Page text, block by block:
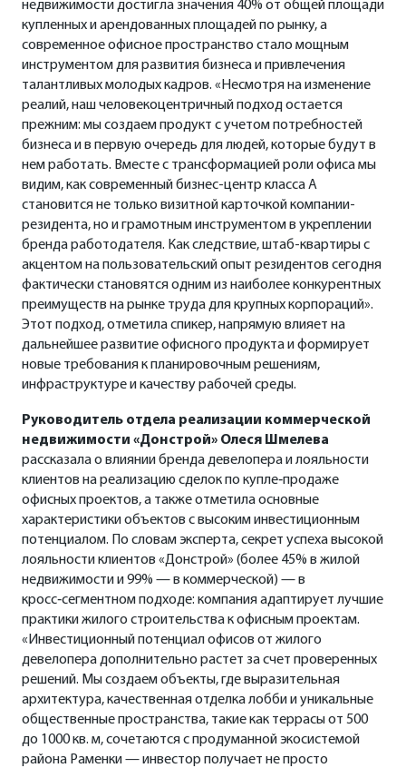
недвижимости достигла значения 40% от общей площади
купленных и арендованных площадей по рынку, а
современное офисное пространство стало мощным
инструментом для развития бизнеса и привлечения
талантливых молодых кадров. «Несмотря на изменение
реалий, наш человекоцентричный подход остается
прежним: мы создаем продукт с учетом потребностей
бизнеса и в первую очередь для людей, которые будут в
нем работать. Вместе с трансформацией роли офиса мы
видим, как современный бизнес-центр класса А
становится не только визитной карточкой компании-
резидента, но и грамотным инструментом в укреплении
бренда работодателя. Как следствие, штаб-квартиры с
акцентом на пользовательский опыт резидентов сегодня
фактически становятся одним из наиболее конкурентных
преимуществ на рынке труда для крупных корпораций».
Этот подход, отметила спикер, напрямую влияет на
дальнейшее развитие офисного продукта и формирует
новые требования к планировочным решениям,
инфраструктуре и качеству рабочей среды.
Руководитель отдела реализации коммерческой
недвижимости «Донстрой» Олеся Шмелева
рассказала о влиянии бренда девелопера и лояльности
клиентов на реализацию сделок по купле‑продаже
офисных проектов, а также отметила основные
характеристики объектов с высоким инвестиционным
потенциалом. По словам эксперта, секрет успеха высокой
лояльности клиентов «Донстрой» (более 45% в жилой
недвижимости и 99% — в коммерческой) — в
кросс‑сегментном подходе: компания адаптирует лучшие
практики жилого строительства к офисным проектам.
«Инвестиционный потенциал офисов от жилого
девелопера дополнительно растет за счет проверенных
решений. Мы создаем объекты, где выразительная
архитектура, качественная отделка лобби и уникальные
общественные пространства, такие как террасы от 500
до 1000 кв. м, сочетаются с продуманной экосистемой
района Раменки — инвестор получает не просто